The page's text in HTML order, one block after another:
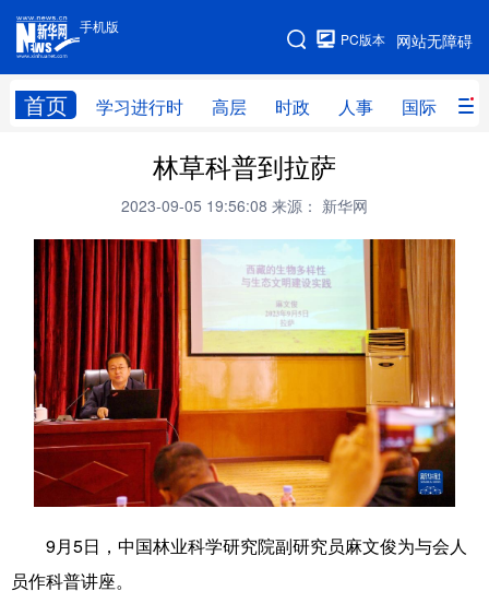
手机版
网站无障碍
PC版本
首页 学习进行时 高层 时政 人事 国际 财
手机版
网站地图
高层 时政
财经 网评
台湾 思客智库 全球连线 教育
科技 量子 体育
文化 书画 健康 军事
访谈 视频 政务
法律 中央文件 汽车
食品 人居 信息化 数字经济
城市
林草科普到拉萨
2023-09-05 19:56:08 来源： 新华网
9月5日，中国林业科学研究院副研究员麻文俊为与会人
员作科普讲座。